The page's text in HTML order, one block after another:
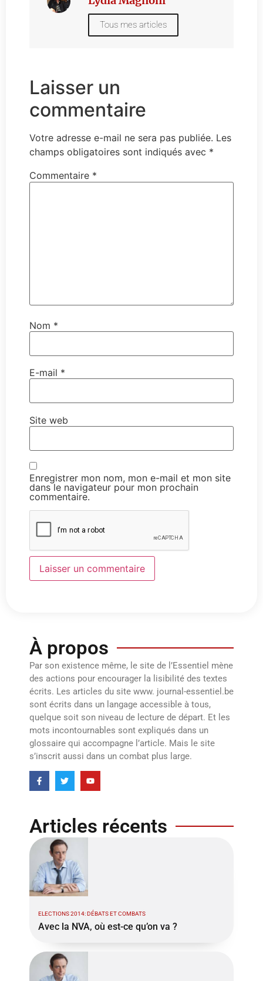
Tous mes articles
Laisser un
commentaire
Votre adresse e-mail ne sera pas publiée. Les
champs obligatoires sont indiqués avec *
Commentaire *
Nom *
E-mail *
Site web
Enregistrer mon nom, mon e-mail et mon site
dans le navigateur pour mon prochain
commentaire.
À propos
Par son existence même, le site de l’Essentiel mène
des actions pour encourager la lisibilité des textes
écrits. Les articles du site www. journal-essentiel.be
sont écrits dans un langage accessible à tous,
quelque soit son niveau de lecture de départ. Et les
mots incontournables sont expliqués dans un
glossaire qui accompagne l’article. Mais le site
s’inscrit aussi dans un combat plus large.
Articles récents
ELECTIONS 2014: DÉBATS ET COMBATS
Avec la NVA, où est-ce qu’on va ?